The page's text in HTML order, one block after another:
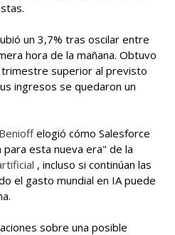
un 3,7% tras oscilar entre
hora de la mañana. Obtuvo
superior al previsto
ingresos se quedaron un
elogió cómo Salesforce
para esta nueva era" de la
, incluso si continúan las
el gasto mundial en IA puede
sobre una posible